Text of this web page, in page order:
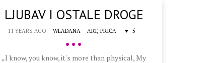
LJUBAV I OSTALE DROGE
11 YEARS AGO WLADANA ART,PRIČA 5
•••
„I know, you know, it's more than physical, My